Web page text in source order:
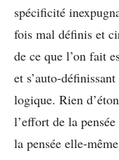
spécificité
fois mal définis et
de ce que l’on fait
et s’auto-
logique. Rien
l’effort de la
la pensée elle-